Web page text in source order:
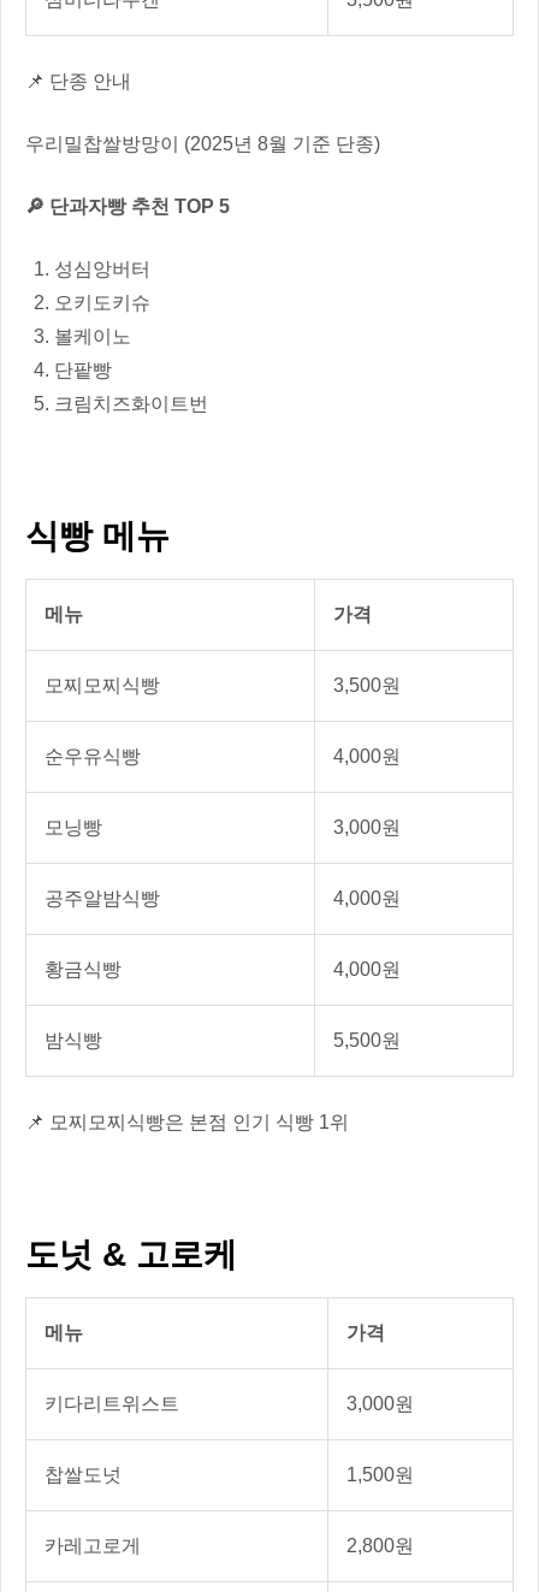
📌 단종 안내
우리밀찹쌀방망이 (2025년 8월 기준 단종)
🔎 단과자빵 추천 TOP 5
성심앙버터
오키도키슈
볼케이노
단팥빵
크림치즈화이트번
식빵 메뉴
메뉴 가격
모찌모찌식빵 3,500원
순우유식빵 4,000원
모닝빵 3,000원
공주알밤식빵 4,000원
황금식빵 4,000원
밤식빵 5,500원
📌 모찌모찌식빵은 본점 인기 식빵 1위
도넛 & 고로케
메뉴 가격
키다리트위스트 3,000원
찹쌀도넛 1,500원
카레고로게 2,800원